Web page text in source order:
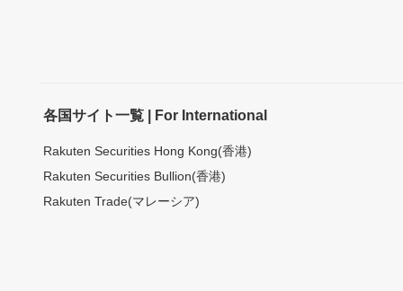
各国サイト一覧 | For International
Rakuten Securities Hong Kong(香港)
Rakuten Securities Bullion(香港)
Rakuten Trade(マレーシア)